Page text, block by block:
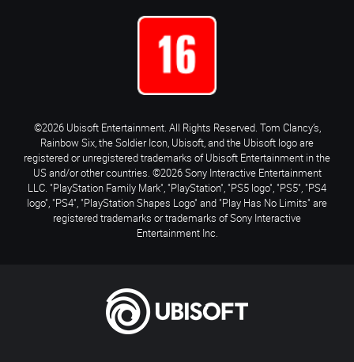
©2026 Ubisoft Entertainment. All Rights Reserved. Tom Clancy’s,
Rainbow Six, the Soldier Icon, Ubisoft, and the Ubisoft logo are
registered or unregistered trademarks of Ubisoft Entertainment in the
US and/or other countries. ©2026 Sony Interactive Entertainment
LLC. "PlayStation Family Mark", "PlayStation", "PS5 logo", "PS5", "PS4
logo", "PS4", "PlayStation Shapes Logo" and "Play Has No Limits" are
registered trademarks or trademarks of Sony Interactive
Entertainment Inc.